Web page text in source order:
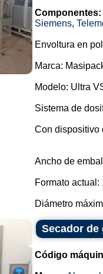
Componentes:
Siemens,
Envoltura en
Marca:
Modelo: Ultra
Sistema de
Con dispositivo
Ancho de
Formato actual:
Diámetro
Secador
Código